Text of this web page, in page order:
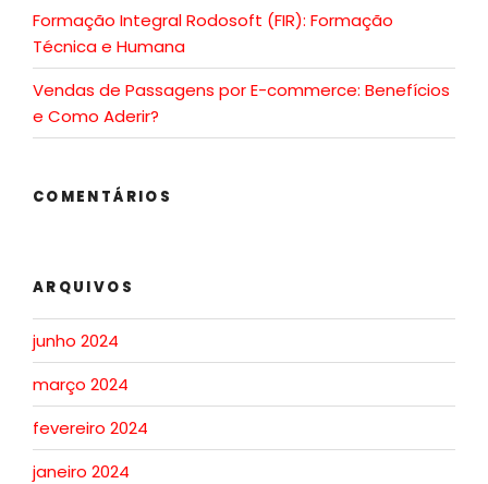
Formação Integral Rodosoft (FIR): Formação
Técnica e Humana
Vendas de Passagens por E-commerce: Benefícios
e Como Aderir?
COMENTÁRIOS
ARQUIVOS
junho 2024
março 2024
fevereiro 2024
janeiro 2024